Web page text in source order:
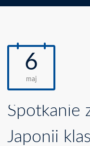
6
maj
Spotkanie
Japonii